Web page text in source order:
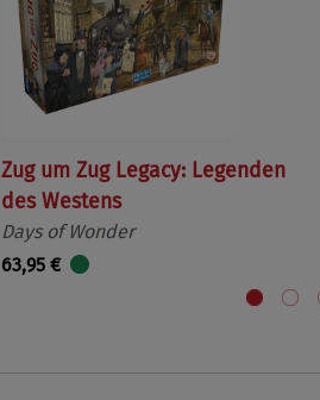
Zug um Zug Legacy: Legenden
des Westens
Days of Wonder
63,95 €